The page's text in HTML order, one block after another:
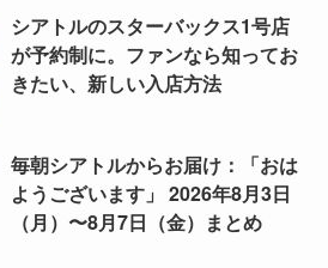
シアトルのスターバックス1号店
が予約制に。ファンなら知ってお
きたい、新しい入店方法
毎朝シアトルからお届け：「おは
ようございます」 2026年8月3日
（月）〜8月7日（金）まとめ